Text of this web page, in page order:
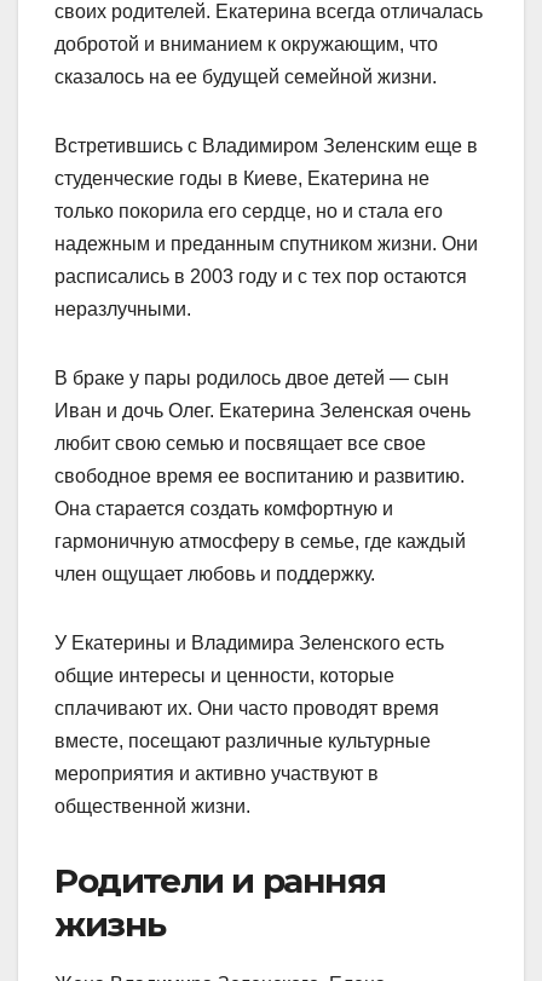
своих родителей. Екатерина всегда отличалась
добротой и вниманием к окружающим, что
сказалось на ее будущей семейной жизни.
Встретившись с Владимиром Зеленским еще в
студенческие годы в Киеве, Екатерина не
только покорила его сердце, но и стала его
надежным и преданным спутником жизни. Они
расписались в 2003 году и с тех пор остаются
неразлучными.
В браке у пары родилось двое детей — сын
Иван и дочь Олег. Екатерина Зеленская очень
любит свою семью и посвящает все свое
свободное время ее воспитанию и развитию.
Она старается создать комфортную и
гармоничную атмосферу в семье, где каждый
член ощущает любовь и поддержку.
У Екатерины и Владимира Зеленского есть
общие интересы и ценности, которые
сплачивают их. Они часто проводят время
вместе, посещают различные культурные
мероприятия и активно участвуют в
общественной жизни.
Родители и ранняя
жизнь